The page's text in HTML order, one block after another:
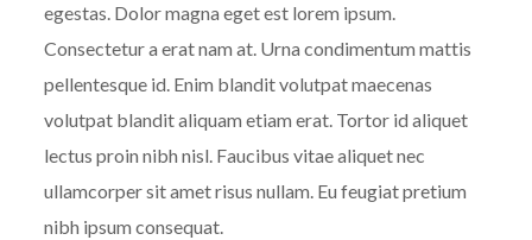
egestas. Dolor magna eget est lorem ipsum.
Consectetur a erat nam at. Urna condimentum mattis
pellentesque id. Enim blandit volutpat maecenas
volutpat blandit aliquam etiam erat. Tortor id aliquet
lectus proin nibh nisl. Faucibus vitae aliquet nec
ullamcorper sit amet risus nullam. Eu feugiat pretium
nibh ipsum consequat.